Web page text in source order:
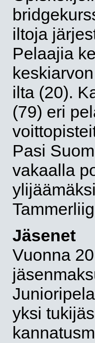
iltoja
Pelaajia
ilta (20).
(79) eri
Pasi
vakaalla
Jäsenet
Vuonna
yksi